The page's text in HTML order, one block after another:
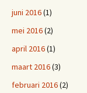
juni 2016(1)
mei 2016(2)
april 2016(1)
maart 2016(3)
februari 2016(2)